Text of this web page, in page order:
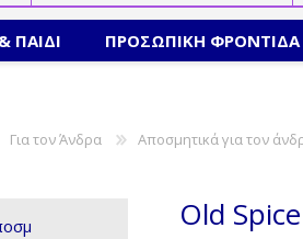
ΠΑΙΔΙ ΠΡΟΣΩΠΙΚΗ ΦΡΟΝΤΙΔΑ
Για τον Άνδρα Αποσμητικά για τον
Old